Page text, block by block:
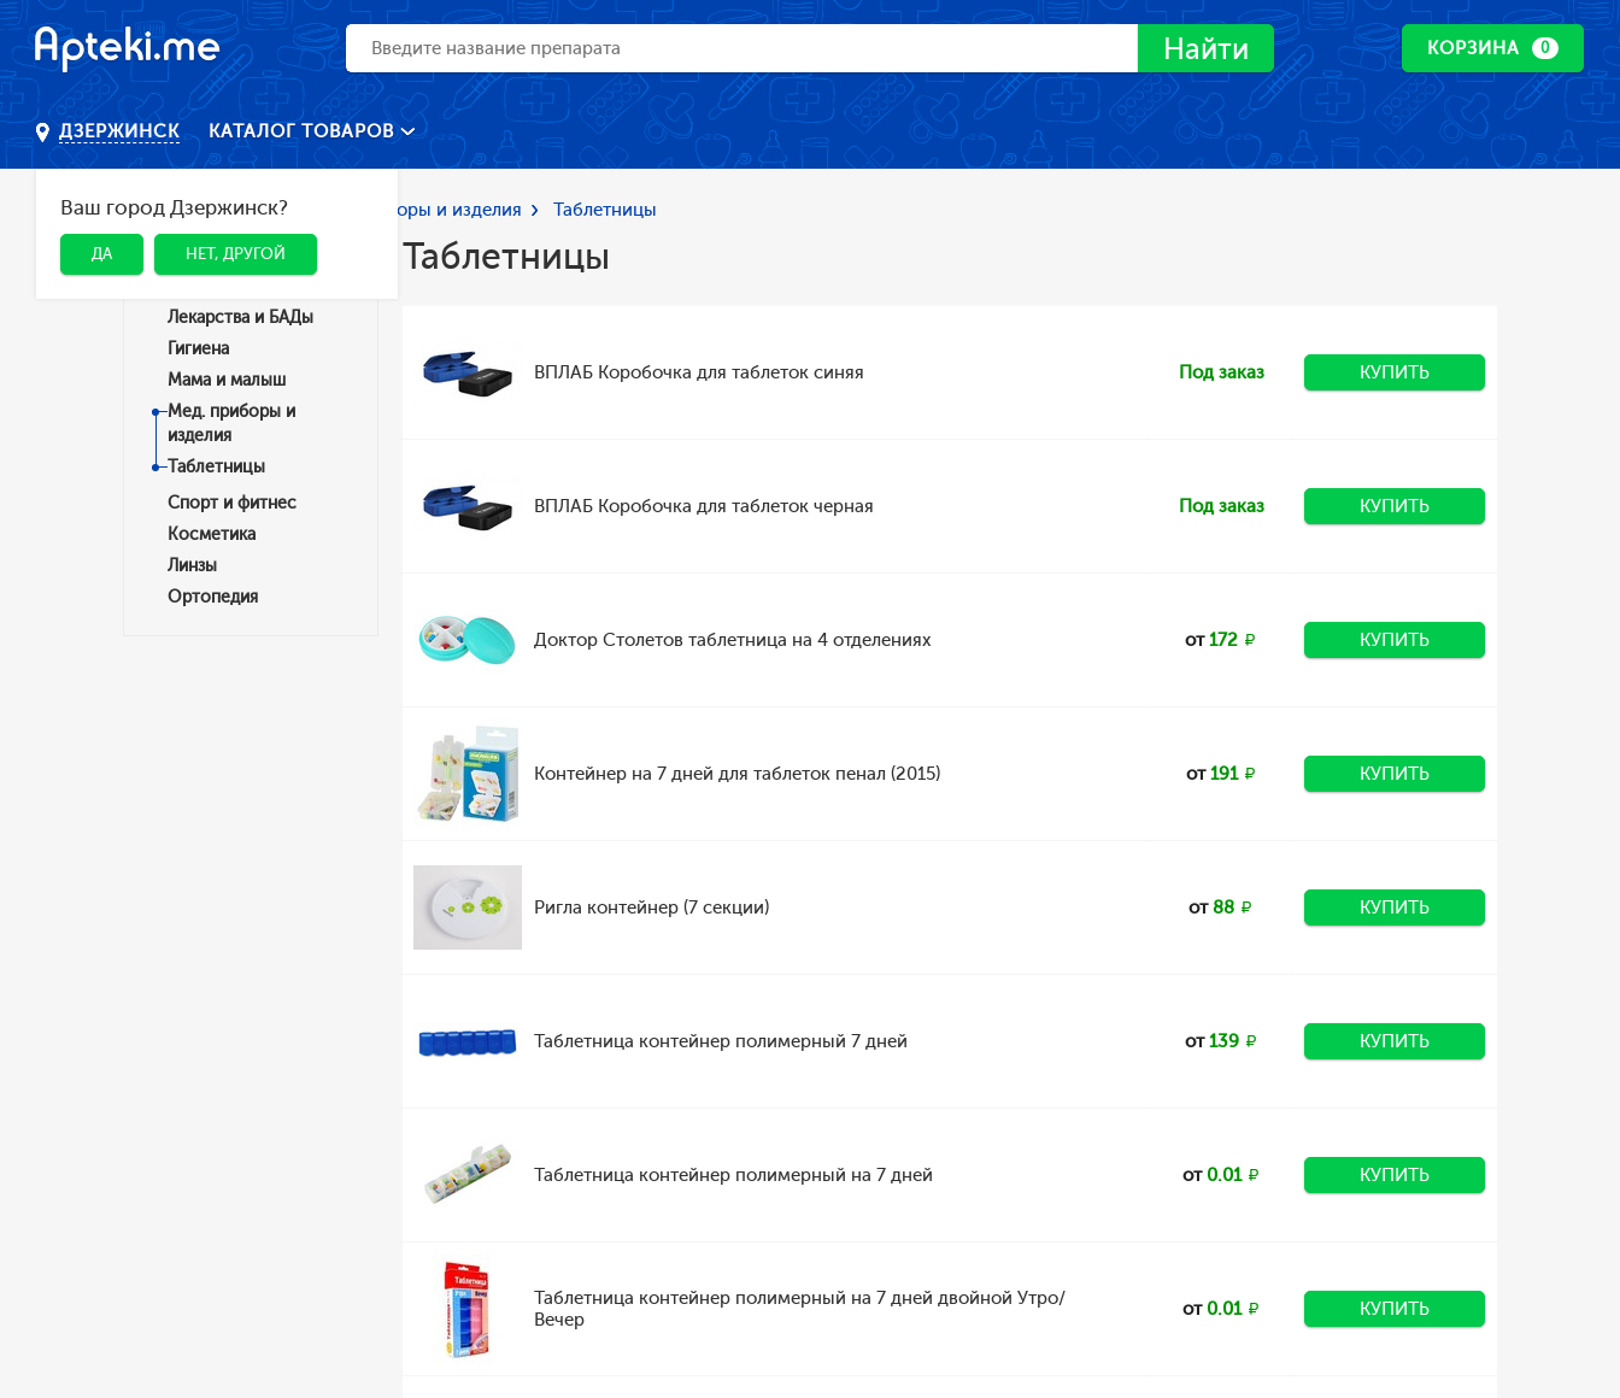
Найти КОРЗИНА 0
ДЗЕРЖИНСК
Ваш город Дзержинск?
ДА НЕТ, ДРУГОЙ
КАТАЛОГ ТОВАРОВ
Главная Каталог Мед. приборы и изделия Таблетницы
Категории
Лекарства и БАДы
Гигиена
Мама и малыш
Мед. приборы и
изделия
Таблетницы
Спорт и фитнес
Косметика
Линзы
Ортопедия
Таблетницы
ВПЛАБ Коробочка для таблеток синяя Под заказ КУПИТЬ
ВПЛАБ Коробочка для таблеток черная Под заказ КУПИТЬ
Доктор Столетов таблетница на 4 отделениях от172 КУПИТЬ
Контейнер на 7 дней для таблеток пенал (2015) от191 КУПИТЬ
Ригла контейнер (7 секции) от88 КУПИТЬ
Таблетница контейнер полимерный 7 дней от139 КУПИТЬ
Таблетница контейнер полимерный на 7 дней от 0.01 КУПИТЬ
Таблетница контейнер полимерный на 7 дней двойной Утро/
Вечер
от 0.01 КУПИТЬ